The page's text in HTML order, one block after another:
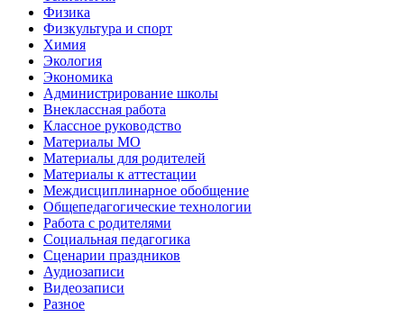
Физика
Физкультура и спорт
Химия
Экология
Экономика
Администрирование школы
Внеклассная работа
Классное руководство
Материалы МО
Материалы для родителей
Материалы к аттестации
Междисциплинарное обобщение
Общепедагогические технологии
Работа с родителями
Социальная педагогика
Сценарии праздников
Аудиозаписи
Видеозаписи
Разное